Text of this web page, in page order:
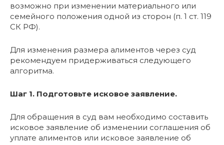
возможно при изменении материального или
семейного положения одной из сторон (п. 1 ст. 119
СК РФ).
Для изменения размера алиментов через суд
рекомендуем придерживаться следующего
алгоритма.
Шаг 1. Подготовьте исковое заявление.
Для обращения в суд вам необходимо составить
исковое заявление об изменении соглашения об
уплате алиментов или исковое заявление об